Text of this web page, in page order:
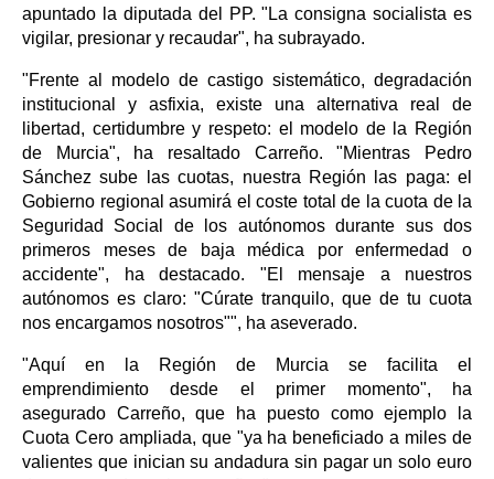
apuntado la diputada del PP. "La consigna socialista es
vigilar, presionar y recaudar", ha subrayado.
"Frente al modelo de castigo sistemático, degradación
institucional y asfixia, existe una alternativa real de
libertad, certidumbre y respeto: el modelo de la Región
de Murcia", ha resaltado Carreño. "Mientras Pedro
Sánchez sube las cuotas, nuestra Región las paga: el
Gobierno regional asumirá el coste total de la cuota de la
Seguridad Social de los autónomos durante sus dos
primeros meses de baja médica por enfermedad o
accidente", ha destacado. "El mensaje a nuestros
autónomos es claro: "Cúrate tranquilo, que de tu cuota
nos encargamos nosotros"", ha aseverado.
"Aquí en la Región de Murcia se facilita el
emprendimiento desde el primer momento", ha
asegurado Carreño, que ha puesto como ejemplo la
Cuota Cero ampliada, que "ya ha beneficiado a miles de
valientes que inician su andadura sin pagar un solo euro